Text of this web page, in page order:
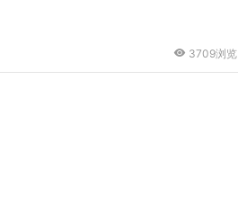
3709浏览